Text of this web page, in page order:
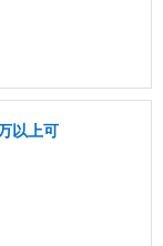
以上可